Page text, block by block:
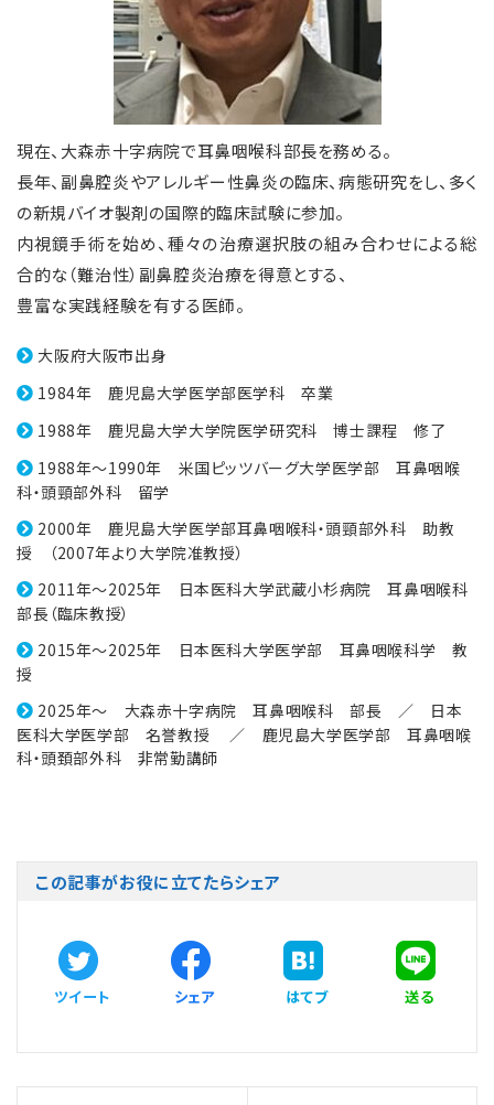
現在、大森赤十字病院で耳鼻咽喉科部長を務める。
長年、副鼻腔炎やアレルギー性鼻炎の臨床、病態研究をし、多く
の新規バイオ製剤の国際的臨床試験に参加。
内視鏡手術を始め、種々の治療選択肢の組み合わせによる総
合的な（難治性）副鼻腔炎治療を得意とする、
豊富な実践経験を有する医師。
大阪府大阪市出身
1984年 鹿児島大学医学部医学科 卒業
1988年 鹿児島大学大学院医学研究科 博士課程 修了
1988年～1990年 米国ピッツバーグ大学医学部 耳鼻咽喉
科・頭頸部外科 留学
2000年 鹿児島大学医学部耳鼻咽喉科・頭頸部外科 助教
授 （2007年より大学院准教授）
2011年～2025年 日本医科大学武蔵小杉病院 耳鼻咽喉科
部長（臨床教授）
2015年～2025年 日本医科大学医学部 耳鼻咽喉科学 教
授
2025年～ 大森赤十字病院 耳鼻咽喉科 部長 ／ 日本
医科大学医学部 名誉教授 ／ 鹿児島大学医学部 耳鼻咽喉
科・頭頚部外科 非常勤講師
この記事がお役に立てたらシェア
ツイート シェア はてブ 送る